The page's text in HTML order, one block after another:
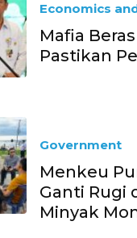
Economics
Mafia
Pastikan
Government
Menkeu
Ganti Rugi
Minyak